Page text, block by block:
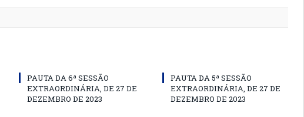
PAUTA DA 6ª SESSÃO
EXTRAORDINÁRIA, DE 27 DE
DEZEMBRO DE 2023
PAUTA DA 5ª SESSÃO
EXTRAORDINÁRIA, DE 27 DE
DEZEMBRO DE 2023